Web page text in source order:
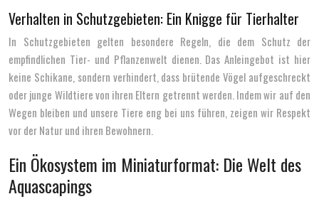
Verhalten in Schutzgebieten: Ein Knigge für Tierhalter
In Schutzgebieten gelten besondere Regeln, die dem Schutz der
empfindlichen Tier- und Pflanzenwelt dienen. Das Anleingebot ist hier
keine Schikane, sondern verhindert, dass brütende Vögel aufgeschreckt
oder junge Wildtiere von ihren Eltern getrennt werden. Indem wir auf den
Wegen bleiben und unsere Tiere eng bei uns führen, zeigen wir Respekt
vor der Natur und ihren Bewohnern.
Ein Ökosystem im Miniaturformat: Die Welt des
Aquascapings